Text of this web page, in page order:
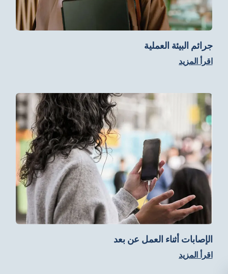
جرائم البيئة العملية
اقرأ المزيد
الإصابات أثناء العمل عن بعد
اقرأ المزيد